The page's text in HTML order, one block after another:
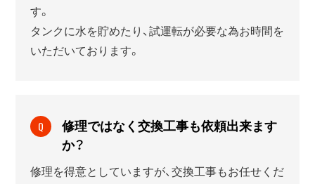
す。
タンクに水を貯めたり、試運転が必要な為お時間を
いただいております。
Q
修理ではなく交換工事も依頼出来ます
か？
修理を得意としていますが、交換工事もお任せくだ